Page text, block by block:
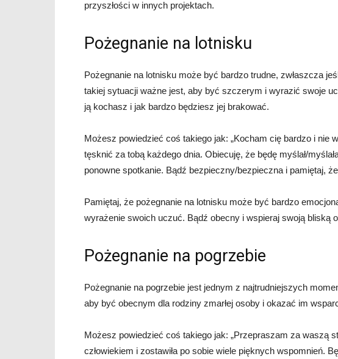
przyszłości w innych projektach.
Pożegnanie na lotnisku
Pożegnanie na lotnisku może być bardzo trudne, zwłaszcza
takiej sytuacji ważne jest, aby być szczerym i wyrazić swoje
ją kochasz i jak bardzo będziesz jej brakować.
Możesz powiedzieć coś takiego jak: „Kocham cię bardzo i nie
tęsknić za tobą każdego dnia. Obiecuję, że będę myślał/
ponowne spotkanie. Bądź bezpieczny/bezpieczna i pamiętaj,
Pamiętaj, że pożegnanie na lotnisku może być bardzo
wyrażenie swoich uczuć. Bądź obecny i wspieraj swoją bliską
Pożegnanie na pogrzebie
Pożegnanie na pogrzebie jest jednym z najtrudniejszych
aby być obecnym dla rodziny zmarłej osoby i okazać im
Możesz powiedzieć coś takiego jak: „Przepraszam za waszą
człowiekiem i zostawiła po sobie wiele pięknych wspomnień.